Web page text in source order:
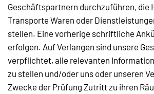
Geschäftspartnern durchzuführen, die
Transporte Waren oder
stellen. Eine vorherige schriftliche
erfolgen. Auf Verlangen sind unsere
verpflichtet, alle relevanten
zu stellen und/oder uns oder unseren
Zwecke der Prüfung Zutritt zu ihren